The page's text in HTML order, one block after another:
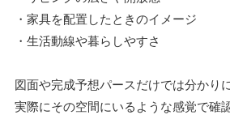
・家具を配置したときのイメージ
・生活動線や暮らしやすさ
図面や完成予想パースだけでは分かり
実際にその空間にいるような感覚で確